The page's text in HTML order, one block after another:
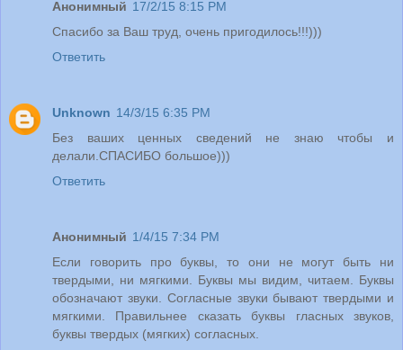
Анонимный 17/2/15 8:15 PM
Спасибо за Ваш труд, очень пригодилось!!!)))
Ответить
Unknown 14/3/15 6:35 PM
Без ваших ценных сведений не знаю чтобы и
делали.СПАСИБО большое)))
Ответить
Анонимный 1/4/15 7:34 PM
Если говорить про буквы, то они не могут быть ни
твердыми, ни мягкими. Буквы мы видим, читаем. Буквы
обозначают звуки. Согласные звуки бывают твердыми и
мягкими. Правильнее сказать буквы гласных звуков,
буквы твердых (мягких) согласных.